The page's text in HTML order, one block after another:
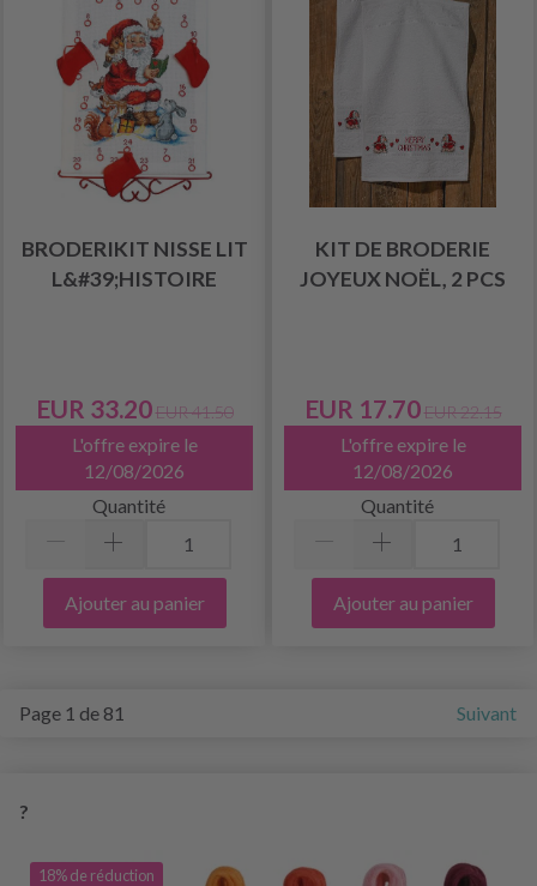
BRODERIKIT NISSE LIT
L&#39;HISTOIRE
EUR 33.20 EUR 41.50
L'offre expire le
12/08/2026
Quantité
Ajouter au panier
KIT DE BRODERIE
JOYEUX NOËL, 2 PCS
EUR 17.70 EUR 22.15
L'offre expire le
12/08/2026
Quantité
Ajouter au panier
Page 1 de 81 Suivant
?
18% de réduction